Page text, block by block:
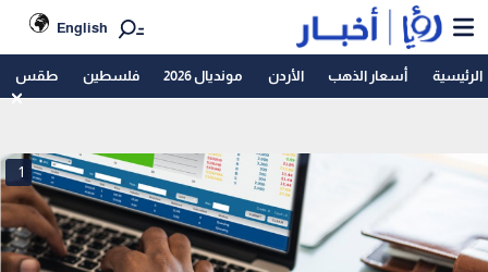
English
الرئيسية أسعار الذهب الأردن مونديال 2026 فلسطين طقس
1